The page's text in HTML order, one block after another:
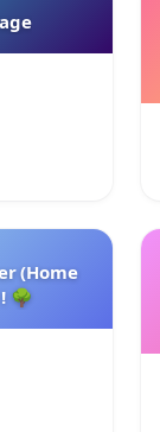
(Home
🌳